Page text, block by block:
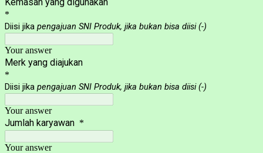
*
Diisi jika pengajuan SNI Produk, jika bukan bisa diisi (-)
Your answer
Merk yang diajukan
*
Diisi jika pengajuan SNI Produk, jika bukan bisa diisi (-)
Your answer
Jumlah karyawan *
Your answer